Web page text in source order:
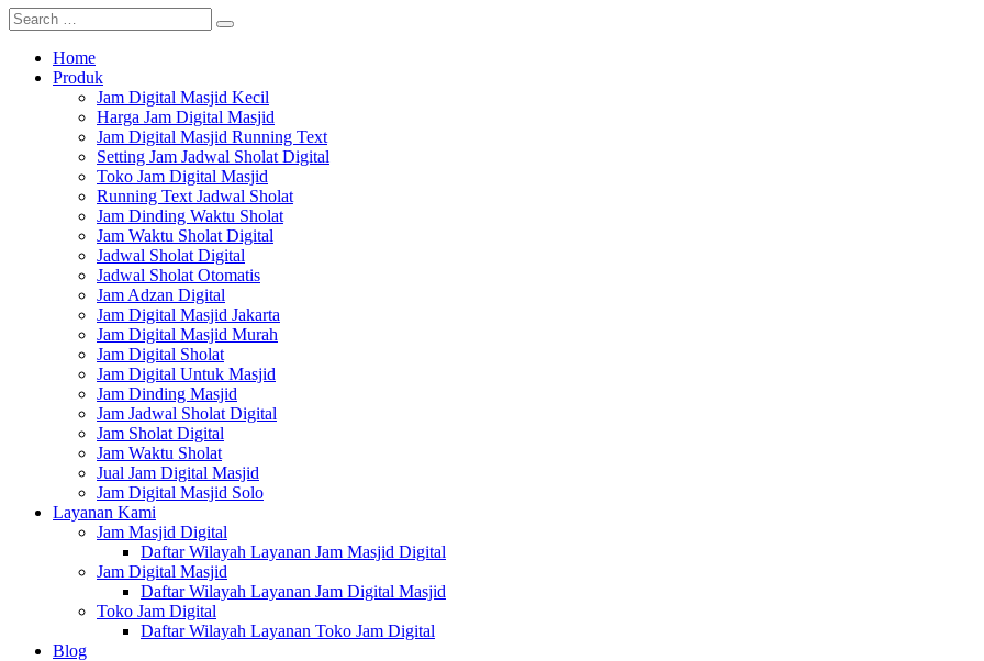
Home
Produk
Jam Digital Masjid Kecil
Harga Jam Digital Masjid
Jam Digital Masjid Running Text
Setting Jam Jadwal Sholat Digital
Toko Jam Digital Masjid
Running Text Jadwal Sholat
Jam Dinding Waktu Sholat
Jam Waktu Sholat Digital
Jadwal Sholat Digital
Jadwal Sholat Otomatis
Jam Adzan Digital
Jam Digital Masjid Jakarta
Jam Digital Masjid Murah
Jam Digital Sholat
Jam Digital Untuk Masjid
Jam Dinding Masjid
Jam Jadwal Sholat Digital
Jam Sholat Digital
Jam Waktu Sholat
Jual Jam Digital Masjid
Jam Digital Masjid Solo
Layanan Kami
Jam Masjid Digital
Daftar Wilayah Layanan Jam Masjid Digital
Jam Digital Masjid
Daftar Wilayah Layanan Jam Digital Masjid
Toko Jam Digital
Daftar Wilayah Layanan Toko Jam Digital
Blog